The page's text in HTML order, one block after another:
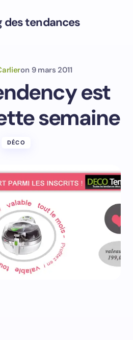
des tendances
on 9 mars 2011
est
semaine
DÉCO